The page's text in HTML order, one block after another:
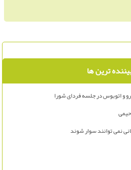
ترین ها
اتوبوس در جلسه فردای شورا
توانند سوار شوند